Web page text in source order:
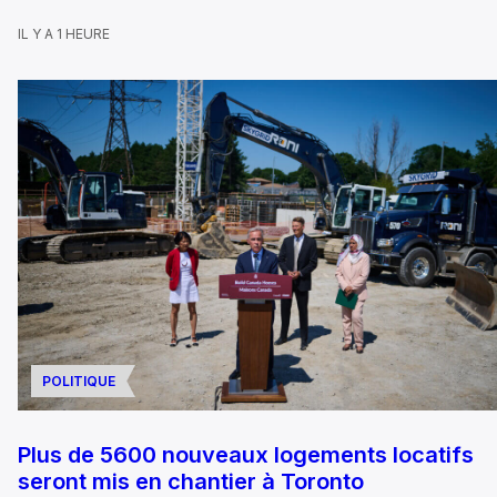
IL Y A 1 HEURE
POLITIQUE
Plus de 5600 nouveaux logements locatifs
seront mis en chantier à Toronto